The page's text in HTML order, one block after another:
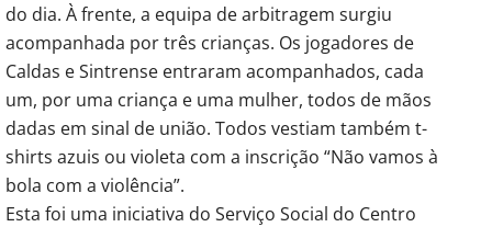
do dia. À frente, a equipa de arbitragem surgiu
acompanhada por três crianças. Os jogadores de
Caldas e Sintrense entraram acompanhados, cada
um, por uma criança e uma mulher, todos de mãos
dadas em sinal de união. Todos vestiam também t-
shirts azuis ou violeta com a inscrição “Não vamos à
bola com a violência”.
Esta foi uma iniciativa do Serviço Social do Centro